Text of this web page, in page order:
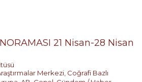
21 Nisan-28 Nisan
Merkezi, Coğrafi Bazlı